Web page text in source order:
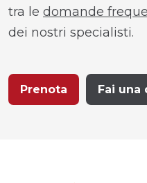
tra le domande
dei nostri specialisti.
Prenota Fai una